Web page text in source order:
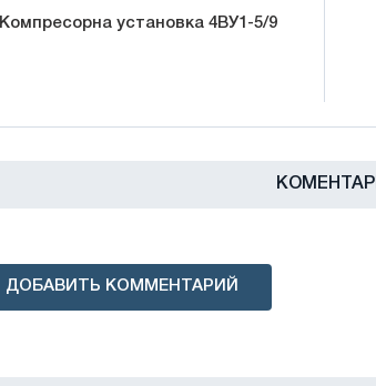
Компресорна установка 4ВУ1-5/9
КОМЕНТАРІ
ДОБАВИТЬ КОММЕНТАРИЙ